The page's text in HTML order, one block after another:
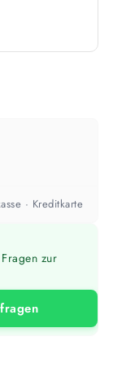
aufgerundet.
· Kreditkarte
zur